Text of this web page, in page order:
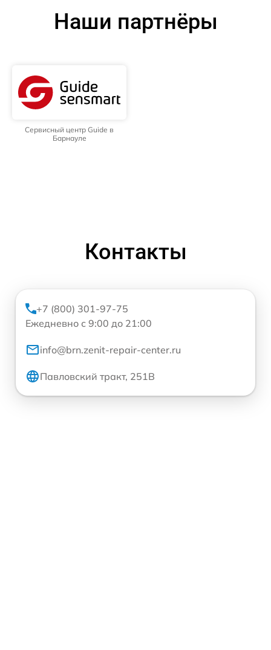
Наши партнёры
Сервисный центр Guide в
Барнауле
Контакты
+7 (800) 301-97-75
Ежедневно с 9:00 до 21:00
info@brn.zenit-repair-center.ru
Павловский тракт, 251В